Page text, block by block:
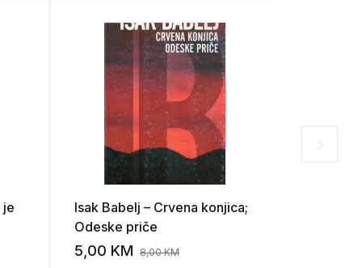
je
Add to wishlist
Isak Babelj – Crvena konjica;
Odeske priče
5,00 KM 8,00KM